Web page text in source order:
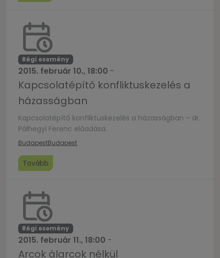
Régi esemény
2015. február 10., 18:00 -
Kapcsolatépítő konfliktuskezelés a
házasságban
Kapcsolatépítő konfliktuskezelés a házasságban – dr.
Pálhegyi Ferenc előadása.
BudapestBudapest
Tovább
Régi esemény
2015. február 11., 18:00 -
Arcok álarcok nélkül